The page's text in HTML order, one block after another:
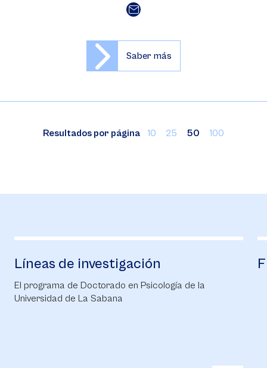
Saber más
Resultados por página 10 25 50 100
Líneas de investigación
El programa de Doctorado en Psicología de la
Universidad de La Sabana